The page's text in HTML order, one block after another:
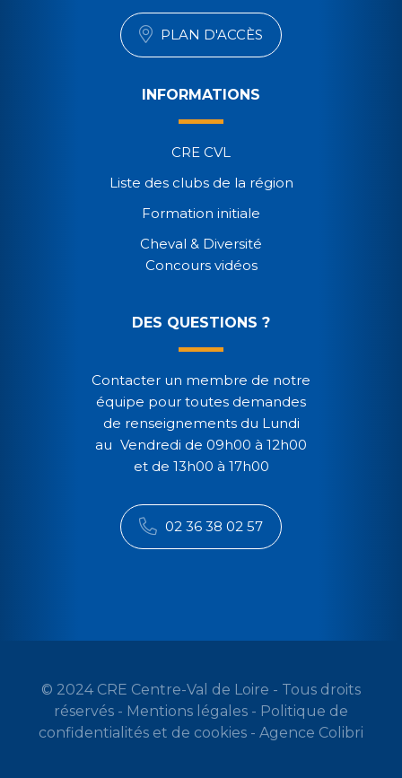
PLAN D'ACCÈS
INFORMATIONS
CRE CVL
Liste des clubs de la région
Formation initiale
Cheval & Diversité
Concours vidéos
DES QUESTIONS ?
Contacter un membre de notre
équipe pour toutes demandes
de renseignements du Lundi
au Vendredi de 09h00 à 12h00
et de 13h00 à 17h00
02 36 38 02 57
© 2024 CRE Centre-Val de Loire - Tous droits
réservés - Mentions légales - Politique de
confidentialités et de cookies - Agence Colibri